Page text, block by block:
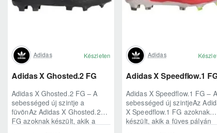
Adidas Készleten
Adidas X Ghosted.2 FG
Adidas X Ghosted.2 FG – A
sebességed új szintje a
füvönAz Adidas X Ghosted.2
FG azoknak készült, akik a
Adidas
Adidas X Speedflow.1
Adidas X Speedflow.1 FG – A
sebességed új szintjeAz
X Speedflow.1 FG azoknak
készült, akik a füves pályán